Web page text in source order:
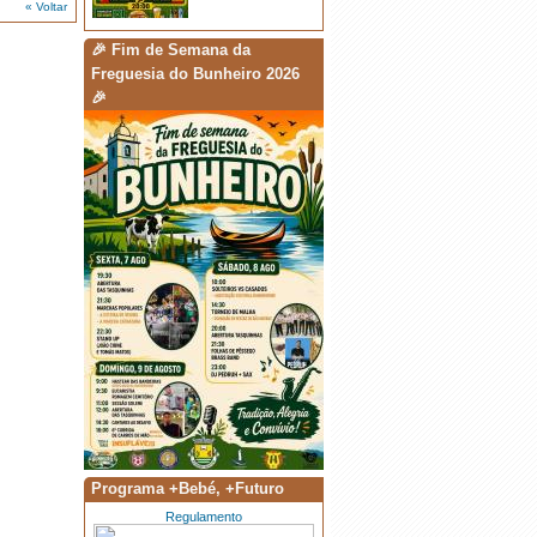
« Voltar ·Fim de Semana da Freguesia do
·Está de volta a 6.ª Edição da Corrida
de Carrinhos de Mão! 🛞🏃
·Solteiros vs Casados
·Torneio de Malha - 8/Ago
🎉 Fim de Semana da
Freguesia do Bunheiro 2026
🎉
Programa +Bebé, +Futuro
Regulamento